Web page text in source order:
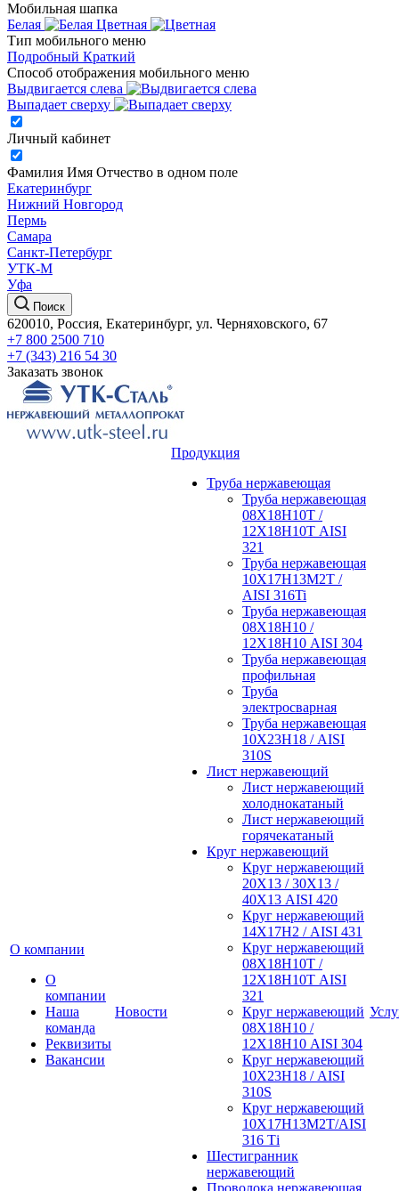
Мобильная шапка
Белая
Цветная
Тип мобильного меню
Подробный Краткий
Способ отображения мобильного меню
Выдвигается слева
Выпадает сверху
Личный кабинет
Фамилия Имя Отчество в одном поле
Екатеринбург
Нижний Новгород
Пермь
Самара
Санкт-Петербург
УТК-М
Уфа
Поиск
620010, Россия, Екатеринбург, ул. Черняховского, 67
+7 800 2500 710
+7 (343) 216 54 30
Заказать звонок
О компании
О
компании
Наша
команда
Реквизиты
Вакансии
Новости
Продукция
Труба нержавеющая
Труба нержавеющая
08Х18Н10Т /
12Х18Н10Т AISI
321
Труба нержавеющая
10Х17Н13М2Т /
AISI 316Ti
Труба нержавеющая
08Х18Н10 /
12Х18Н10 AISI 304
Труба нержавеющая
профильная
Труба
электросварная
Труба нержавеющая
10Х23Н18 / AISI
310S
Лист нержавеющий
Лист нержавеющий
холоднокатаный
Лист нержавеющий
горячекатаный
Круг нержавеющий
Круг нержавеющий
20Х13 / 30Х13 /
40Х13 AISI 420
Круг нержавеющий
14Х17Н2 / AISI 431
Круг нержавеющий
08Х18Н10Т /
12Х18Н10Т AISI
321
Круг нержавеющий
08Х18Н10 /
12Х18Н10 AISI 304
Круг нержавеющий
10Х23Н18 / AISI
310S
Круг нержавеющий
10Х17Н13М2Т/AISI
316 Тi
Шестигранник
нержавеющий
Проволока нержавеющая